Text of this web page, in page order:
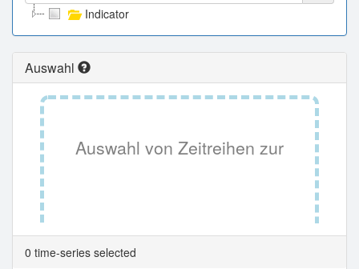
Indicator
Auswahl
Auswahl von Zeitreihen zur
Tabellenansicht.
0 time-series selected